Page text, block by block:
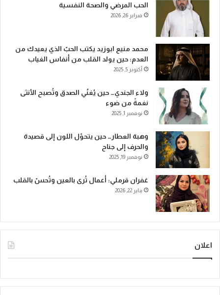
الحب المرضي والصحة النفسية
فبراير 26, 2026
محمد منيع ابوزيد يكتب الحبّ الذي يعيدك من
العدم: حين يولد القلب من أنفاس الغياب
أكتوبر 5, 2025
ولاء الجندي… حين يُغنّي الصدق وتُصبح الأنثى
نغمةً من ضوء
نوفمبر 1, 2025
وهبة العطار… حين يتحوّل اللون إلى قصيدة
والحرف إلى جناح
نوفمبر 19, 2025
غفران قرملي: أعمال تُرى بالعين وتُحسّ بالقلب
يناير 22, 2026
اعلان